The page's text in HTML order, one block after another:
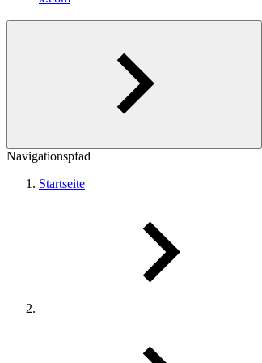
Navigationspfad
Startseite